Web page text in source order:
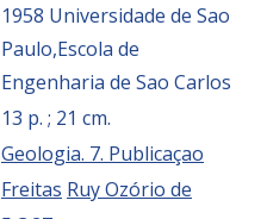
1958 Universidade de Sao
Paulo,Escola de
Engenharia de Sao Carlos
13 p. ; 21 cm.
Geologia. 7. Publicaçao
Freitas Ruy Ozório de